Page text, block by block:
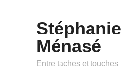
Stéphanie
Ménasé
Entre taches et touches